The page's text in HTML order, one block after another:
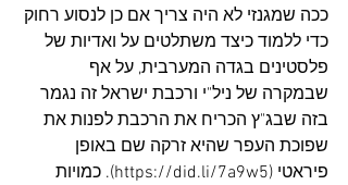
ככה שמגנזי לא היה צריך אם כן לנסוע רחוק
כדי ללמוד כיצד משתלטים על ואדיות של
פלסטינים בגדה המערבית, על אף
שבמקרה של ניל"י ורכבת ישראל זה נגמר
בזה שבג"ץ הכריח את הרכבת לפנות את
שפוכת העפר שהיא זרקה שם באופן
פיראטי (https://did.li/7a9w5). כמויות